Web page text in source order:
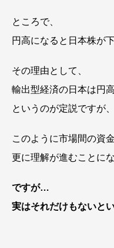
ところで、
円高になると日本株が
その理由として、
輸出型経済の日本は円
というのが定説ですが、
このように市場間の資
更に理解が進むことにな
ですが…
実はそれだけもないと